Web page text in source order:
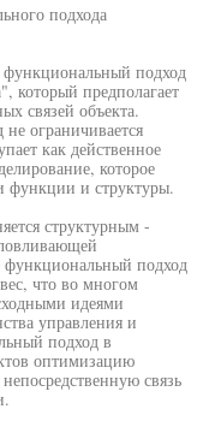
подхода
функциональный подход
который предполагает
связей объекта.
ограничивается
как действенное
которое
функции и структуры.
структурным -
функциональный подход
что во многом
идеями
управления и
подход в
оптимизацию
связь